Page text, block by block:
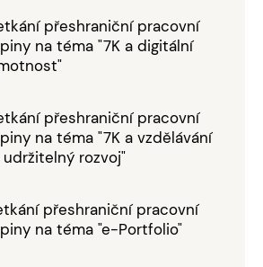
přeshraniční pracovní
na téma "7K a digitální
přeshraniční pracovní
na téma "7K a vzdělávání
rozvoj"
přeshraniční pracovní
na téma "e-Portfolio"